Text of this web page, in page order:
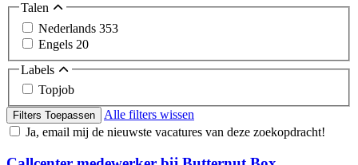
Talen
Nederlands 353
Engels 20
Labels
Topjob
Filters Toepassen
Alle filters wissen
Ja, email mij de nieuwste vacatures van deze zoekopdracht!